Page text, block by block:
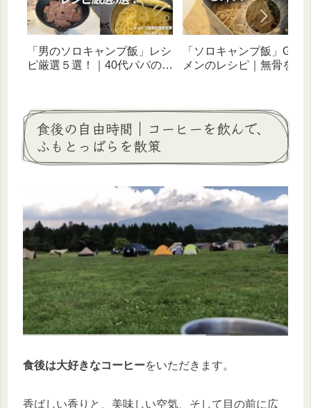
「男のソロキャンプ飯」レシ
ピ厳選５選！｜40代パパの胃
「ソロキャンプ飯」G系
メンのレシピ｜無骨を目
食後の自由時間｜コーヒーを飲んで、
ふもとっぱらを散策
食後は大好きなコーヒーをいただきます。
香ばしい香りと、美味しい空気、そして目の前に広